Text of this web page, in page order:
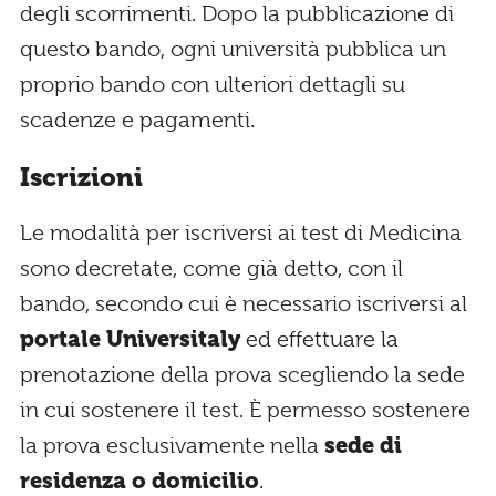
degli scorrimenti. Dopo la pubblicazione di
questo bando, ogni università pubblica un
proprio bando con ulteriori dettagli su
scadenze e pagamenti.
Iscrizioni
Le modalità per iscriversi ai test di Medicina
sono decretate, come già detto, con il
bando, secondo cui è necessario iscriversi al
portale Universitaly ed effettuare la
prenotazione della prova scegliendo la sede
in cui sostenere il test. È permesso sostenere
la prova esclusivamente nella sede di
residenza o domicilio.